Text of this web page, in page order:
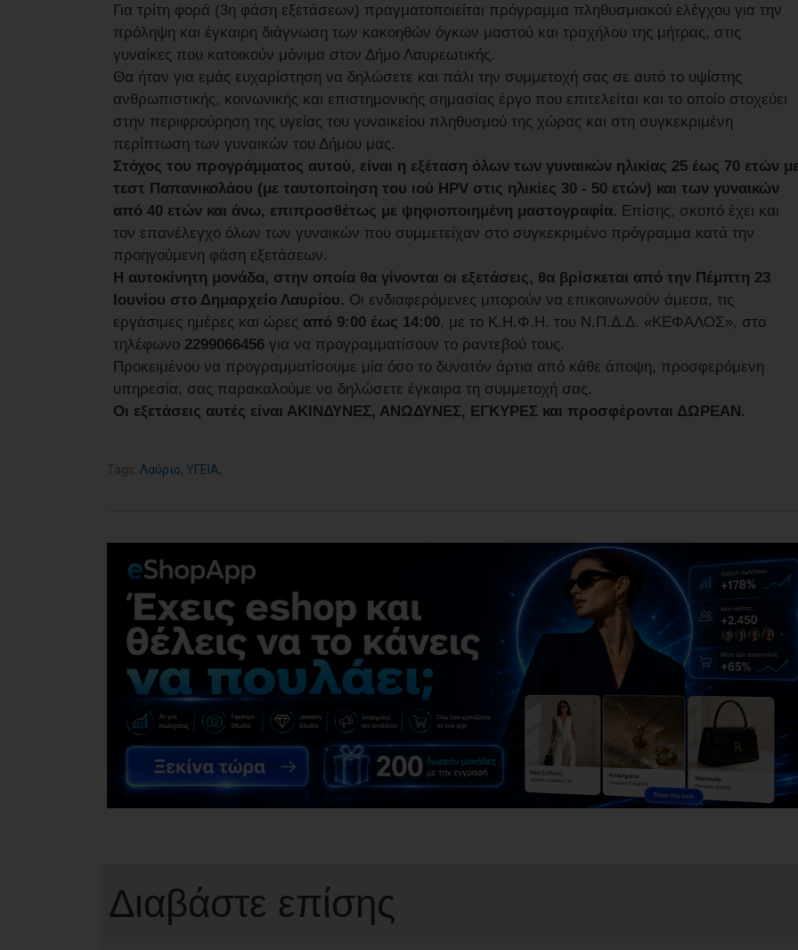
Για τρίτη φορά (3η φάση εξετάσεων) πραγματοποιείται πρόγραμμα πληθυσμιακού ελέγχου για την
πρόληψη και έγκαιρη διάγνωση των κακοηθών όγκων μαστού και τραχήλου της μήτρας, στις
γυναίκες που κατοικούν μόνιμα στον Δήμο Λαυρεωτικής.
Θα ήταν για εμάς ευχαρίστηση να δηλώσετε και πάλι την συμμετοχή σας σε αυτό το υψίστης
ανθρωπιστικής, κοινωνικής και επιστημονικής σημασίας έργο που επιτελείται και το οποίο στοχεύει
στην περιφρούρηση της υγείας του γυναικείου πληθυσμού της χώρας και στη συγκεκριμένη
περίπτωση των γυναικών του Δήμου μας.
Στόχος του προγράμματος αυτού, είναι η εξέταση όλων των γυναικών ηλικίας 25 έως 70 ετών
τεστ Παπανικολάου (με ταυτοποίηση του ιού HPV στις ηλικίες 30 - 50 ετών) και των γυναικών
από 40 ετών και άνω, επιπροσθέτως με ψηφιοποιημένη μαστογραφία. Επίσης, σκοπό έχει και
τον επανέλεγχο όλων των γυναικών που συμμετείχαν στο συγκεκριμένο πρόγραμμα κατά την
προηγούμενη φάση εξετάσεων.
Η αυτοκίνητη μονάδα, στην οποία θα γίνονται οι εξετάσεις, θα βρίσκεται από την Πέμπτη 23
Ιουνίου στο Δημαρχείο Λαυρίου. Οι ενδιαφερόμενες μπορούν να επικοινωνούν άμεσα, τις
εργάσιμες ημέρες και ώρες από 9:00 έως 14:00, με το Κ.Η.Φ.Η. του Ν.Π.Δ.Δ. «ΚΕΦΑΛΟΣ», στο
τηλέφωνο 2299066456 για να προγραμματίσουν το ραντεβού τους.
Προκειμένου να προγραμματίσουμε μία όσο το δυνατόν άρτια από κάθε άποψη, προσφερόμενη
υπηρεσία, σας παρακαλούμε να δηλώσετε έγκαιρα τη συμμετοχή σας.
Οι εξετάσεις αυτές είναι ΑΚΙΝΔΥΝΕΣ, ΑΝΩΔΥΝΕΣ, ΕΓΚΥΡΕΣ και προσφέρονται ΔΩΡΕΑΝ.
Tags: Λαύριο, ΥΓΕΙΑ,
Διαβάστε επίσης